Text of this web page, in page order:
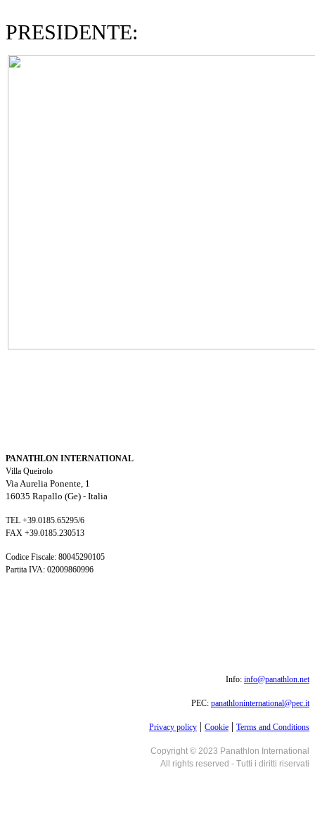
PRESIDENTE:
PANATHLON INTERNATIONAL
Villa Queirolo
Via Aurelia Ponente, 1
16035 Rapallo (Ge) - Italia
TEL +39.0185.65295/6
FAX +39.0185.230513
Codice Fiscale: 80045290105
Partita IVA: 02009860996
Info: info@panathlon.net
PEC: panathloninternational@pec.it
Privacy policy | Cookie | Terms and Conditions
Copyright © 2023 Panathlon International
All rights reserved - Tutti i diritti riservati